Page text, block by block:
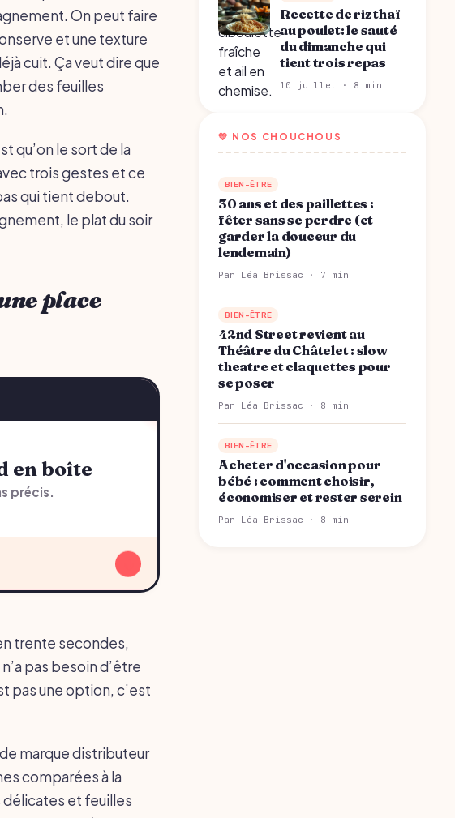
On peut faire
et une texture
cuit. Ça veut dire que
des feuilles
qu’on le sort de la
trois gestes et ce
qui tient debout.
le plat du soir
place
en boîte
précis.
trente secondes,
pas besoin d’être
pas une option, c’est
marque distributeur
comparées à la
et feuilles
Recette de riz thaï
au poulet: le sauté
du dimanche qui
tient trois repas
10 juillet · 8 min
💛 NOS CHOUCHOUS
BIEN-ÊTRE
30 ans et des paillettes :
fêter sans se perdre (et
garder la douceur du
lendemain)
Par Léa Brissac · 7 min
BIEN-ÊTRE
42nd Street revient au
Théâtre du Châtelet : slow
theatre et claquettes pour
se poser
Par Léa Brissac · 8 min
BIEN-ÊTRE
Acheter d'occasion pour
bébé : comment choisir,
économiser et rester serein
Par Léa Brissac · 8 min